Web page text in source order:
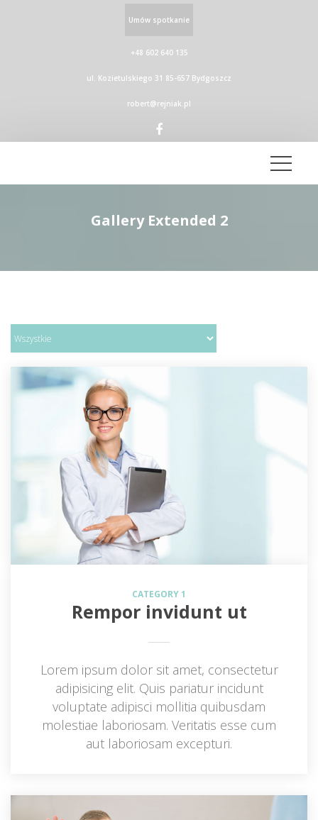
+48 602 640 135
ul. Kozietulskiego 31 85-657 Bydgoszcz
robert@rejniak.pl
Umów spotkanie
Gallery Extended 2
CATEGORY 1
Rempor invidunt ut
Lorem ipsum dolor sit amet, consectetur
adipisicing elit. Quis pariatur incidunt
voluptate adipisci mollitia quibusdam
molestiae laboriosam. Veritatis esse cum
aut laboriosam excepturi.